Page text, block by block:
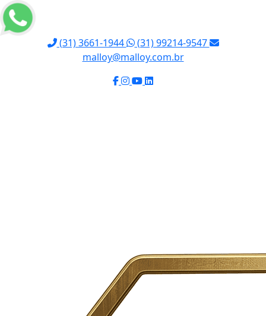
(31) 3661-1944
(31) 99214-9547
malloy@malloy.com.br